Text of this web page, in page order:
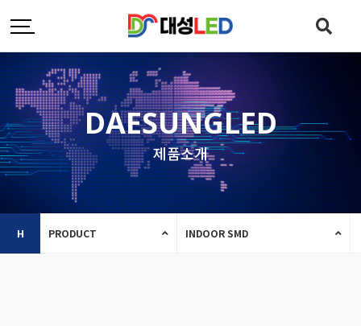
DAESUNGLED
제품소개
H PRODUCT INDOOR SMD